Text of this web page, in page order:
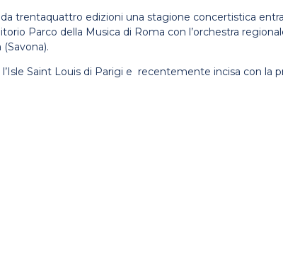
da trentaquattro edizioni una stagione concertistica
Parco della Musica di Roma con l’orchestra
Saint Louis di Parigi e recentemente incisa con la